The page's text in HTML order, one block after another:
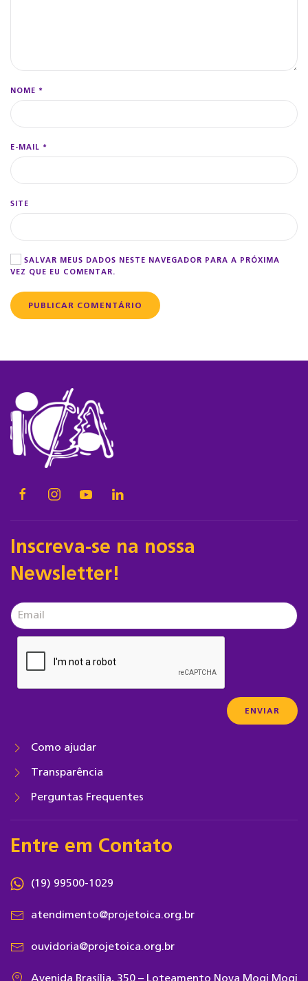
NOME *
E-MAIL *
SITE
SALVAR MEUS DADOS NESTE NAVEGADOR PARA A PRÓXIMA
VEZ QUE EU COMENTAR.
PUBLICAR COMENTÁRIO
Inscreva-se na nossa
Newsletter!
Como ajudar
Transparência
Perguntas Frequentes
Entre em Contato
(19) 99500-1029
atendimento@projetoica.org.br
ouvidoria@projetoica.org.br
Avenida Brasília, 350 – Loteamento Nova Mogi Mogi